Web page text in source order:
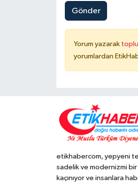
Gönder
Yorum yazarak
yorumlardan
etikhabercom, yepyeni
sadelik ve modernizmi
kaçınıyor ve insanlara